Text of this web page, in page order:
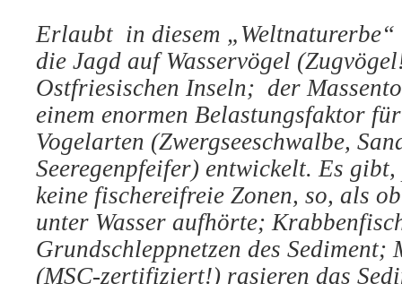
Erlaubt in diesem „Weltnaturerbe“
die Jagd auf Wasservögel
Ostfriesischen Inseln; der
einem enormen Belastungsfaktor
Vogelarten (Zwergseeschwalbe,
Seeregenpfeifer) entwickelt. Es
keine fischereifreie Zonen, so, als
unter Wasser aufhörte;
Grundschleppnetzen des Sediment;
(MSC-zertifiziert!) rasieren das